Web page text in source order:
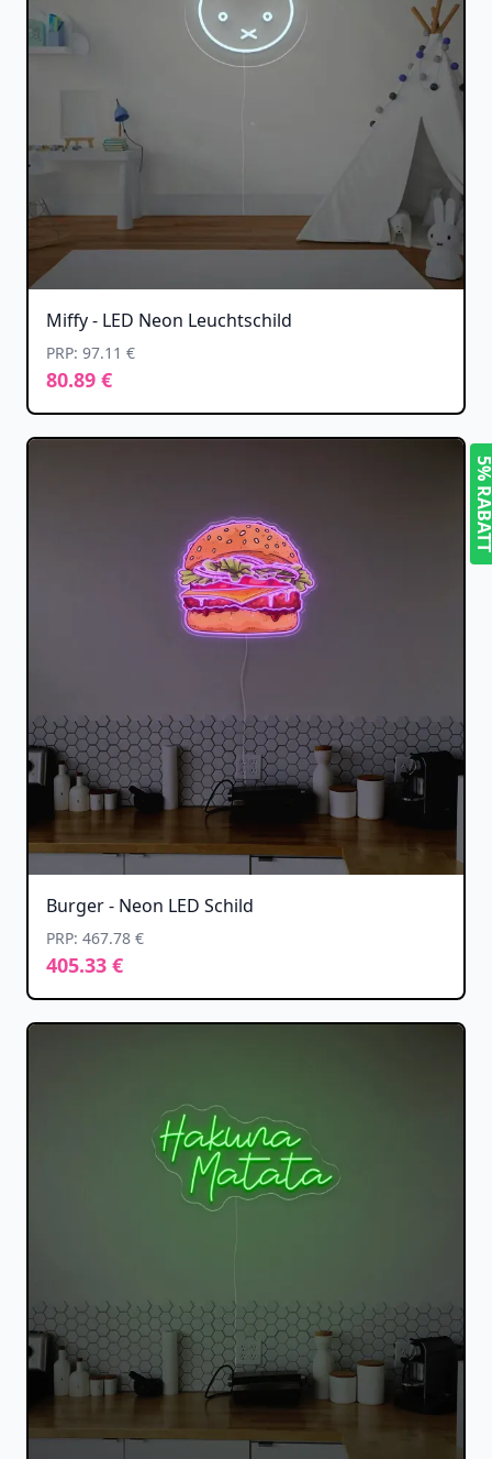
Miffy - LED Neon Leuchtschild
PRP: 97.11 €
80.89 €
Burger - Neon LED Schild
PRP: 467.78 €
405.33 €
5%